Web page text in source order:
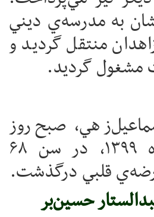
به مدرسه‌ي ديني
منتقل گرديد و
گرديد.
صبح روز
شنبه ۱۴ تيرماه ۱۳۹۹، در سن ۶۸
قلبي درگذشت.
حسین‌بر